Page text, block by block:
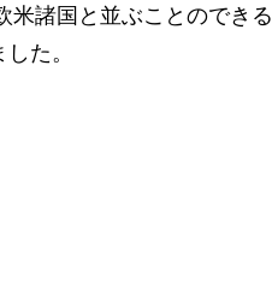
米諸国と並ぶことのでき
た。